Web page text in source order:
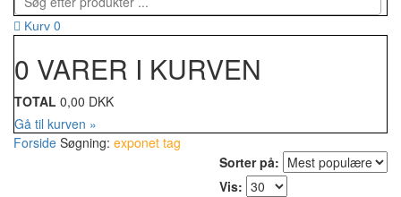
Kurv 0
0 VARER I KURVEN
TOTAL 0,00 DKK
Gå til kurven »
Forside Søgning: exponet tag
Sorter på:
Vis: